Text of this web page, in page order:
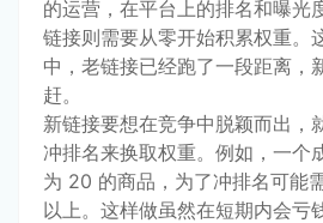
的运营，在平台上的排名和曝光
链接则需要从零开始积累权重。
中，老链接已经跑了一段距离，
赶。
新链接要想在竞争中脱颖而出，
冲排名来换取权重。例如，一个
为 20 的商品，为了冲排名可能
以上。这样做虽然在短期内会亏